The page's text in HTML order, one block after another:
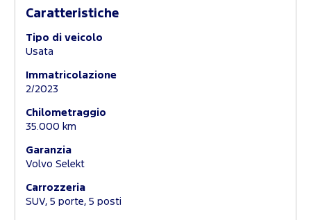
Caratteristiche
Tipo di veicolo
Usata
Immatricolazione
2/2023
Chilometraggio
35.000 km
Garanzia
Volvo Selekt
Carrozzeria
SUV, 5 porte, 5 posti